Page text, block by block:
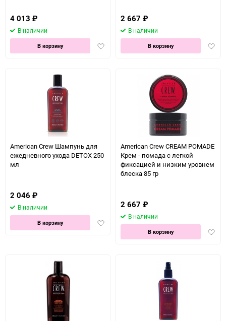
4 013 ₽
В наличии
Добавить
В корзину
2 667 ₽
В наличии
В корзину
American Crew Шампунь для
ежедневного ухода DETOX 250
мл
2 046 ₽
В наличии
Добавить
избранное
В корзину
American Crew CREAM POMADE
Крем - помада с легкой
фиксацией и низким уровнем
блеска 85 гр
2 667 ₽
В наличии
В корзину